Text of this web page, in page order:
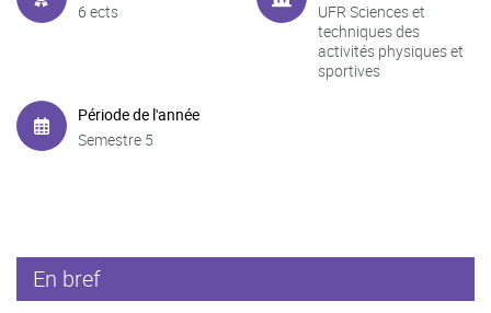
6 ects
UFR Sciences et
techniques des
activités physiques et
sportives
Période de l'année
Semestre 5
En bref